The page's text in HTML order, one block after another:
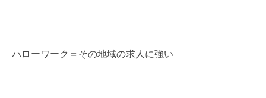
ハローワーク＝その地域の求人に強い